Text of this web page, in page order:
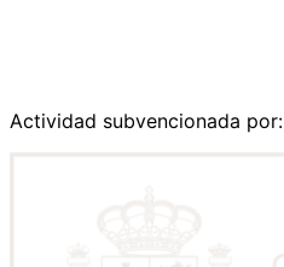
Actividad subvencionada por: